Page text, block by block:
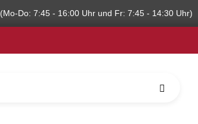
Do: 7:45 - 16:00 Uhr und Fr: 7:45 - 14:30 Uhr)